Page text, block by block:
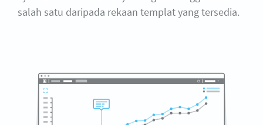
salah satu daripada rekaan templat yang tersedia.